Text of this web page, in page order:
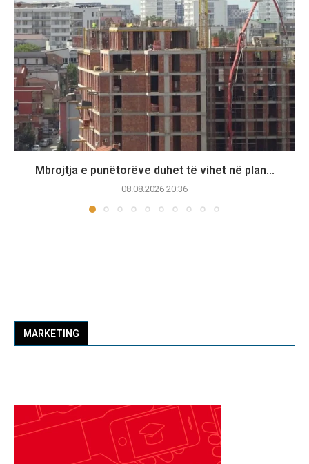
Mbrojtja e punëtorëve duhet të vihet në plan...
08.08.2026 20:36
MARKETING